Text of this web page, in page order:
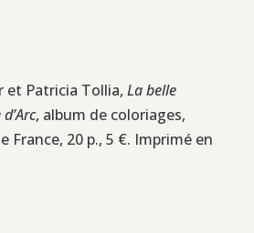
et Patricia Tollia, La belle
, album de coloriages,
France, 20 p., 5 €. Imprimé en